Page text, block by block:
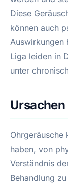
Diese
können auch
Auswirkungen
Liga leiden in
unter
Ohrgeräusche
haben, von
Verständnis
Behandlung